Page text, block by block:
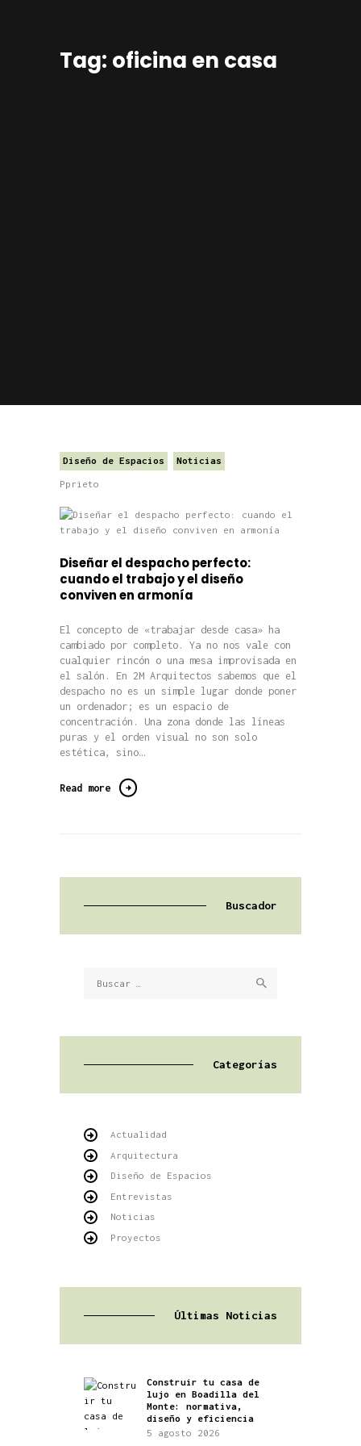
Tag: oficina en casa
Diseño de Espacios Noticias
Pprieto
Diseñar el despacho perfecto:
cuando el trabajo y el diseño
conviven en armonía
El concepto de «trabajar desde casa» ha
cambiado por completo. Ya no nos vale con
cualquier rincón o una mesa improvisada en
el salón. En 2M Arquitectos sabemos que el
despacho no es un simple lugar donde poner
un ordenador; es un espacio de
concentración. Una zona donde las líneas
puras y el orden visual no son solo
estética, sino…
Read more
Buscador
Categorías
Actualidad
Arquitectura
Diseño de Espacios
Entrevistas
Noticias
Proyectos
Últimas Noticias
Construir tu casa de
lujo en Boadilla del
Monte: normativa,
diseño y eficiencia
5 agosto 2026